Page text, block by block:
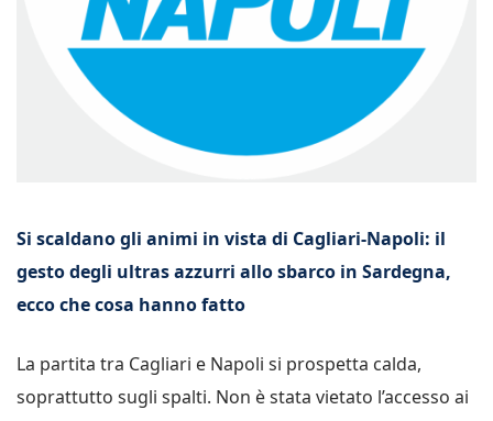
Si scaldano gli animi in vista di Cagliari-Napoli: il
gesto degli ultras azzurri allo sbarco in Sardegna,
ecco che cosa hanno fatto
La partita tra Cagliari e Napoli si prospetta calda,
soprattutto sugli spalti. Non è stata vietato l’accesso ai